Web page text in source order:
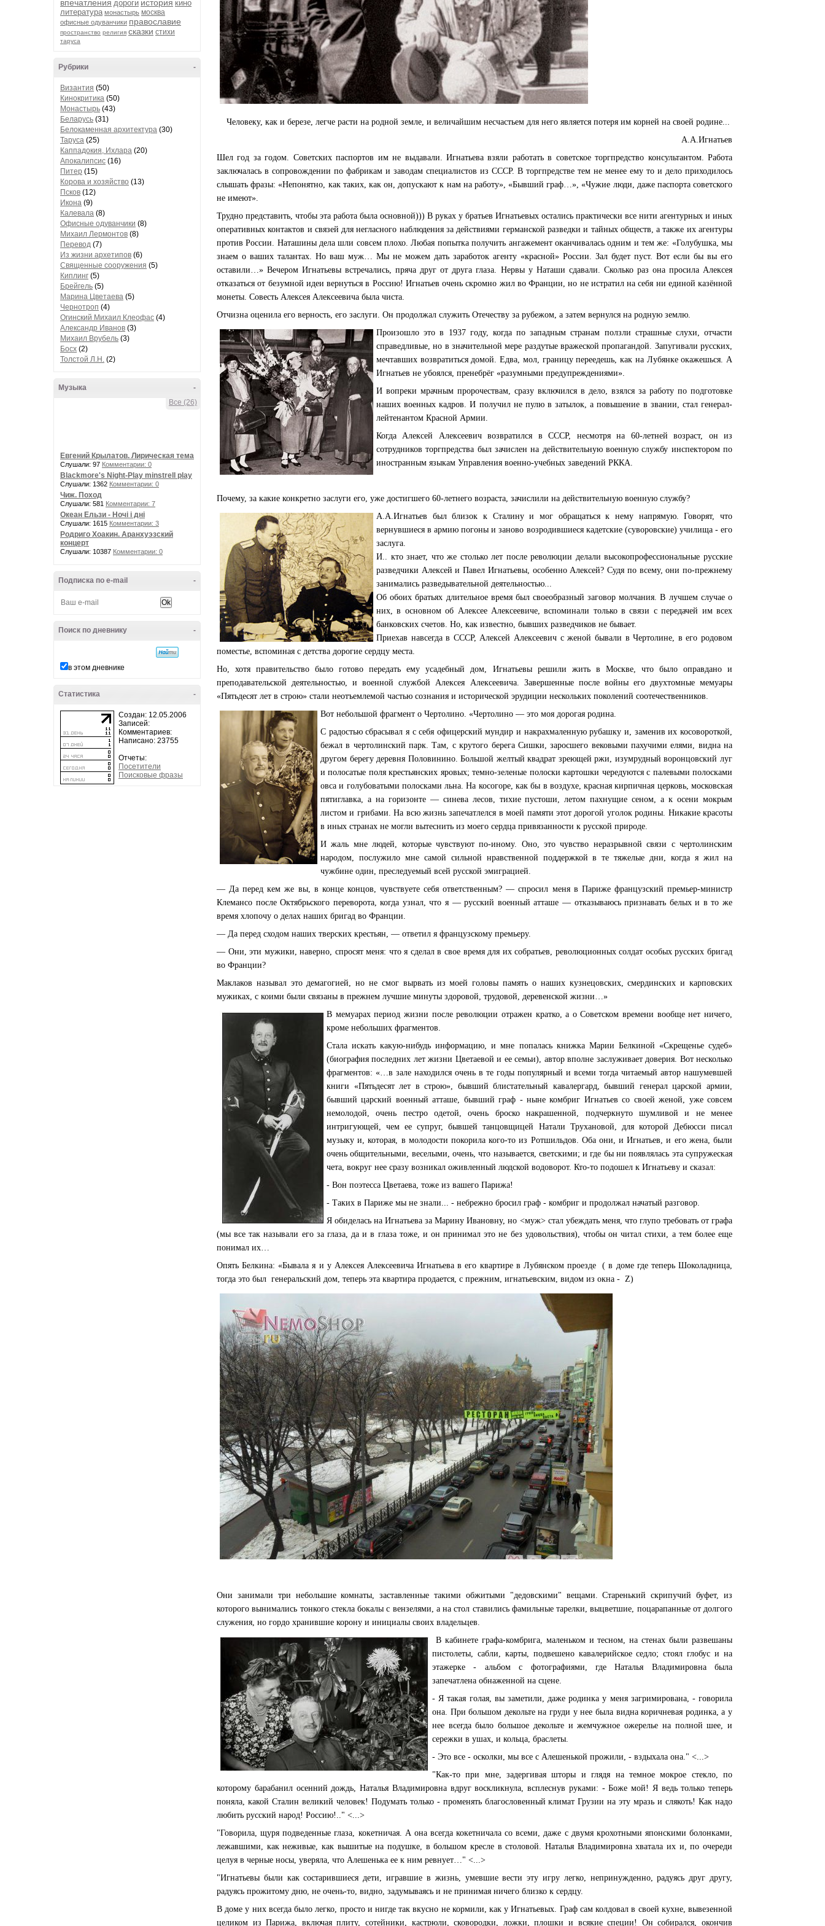
впечатления дороги история кино
литература монастырь москва
офисные одуванчики православие
пространство религия сказки стихи
таруса
-
Рубрики
Византия (50)
Кинокритика (50)
Монастырь (43)
Беларусь (31)
Белокаменная архитектура (30)
Таруса (25)
Каппадокия, Ихлара (20)
Апокалипсис (16)
Питер (15)
Корова и хозяйство (13)
Псков (12)
Икона (9)
Калевала (8)
Офисные одуванчики (8)
Михаил Лермонтов (8)
Перевод (7)
Из жизни архетипов (6)
Священные сооружения (5)
Киплинг (5)
Брейгель (5)
Марина Цветаева (5)
Чернотроп (4)
Огинский Михаил Клеофас (4)
Александр Иванов (3)
Михаил Врубель (3)
Босх (2)
Толстой Л.Н. (2)
-
Музыка
Все (26)
Евгений Крылатов. Лирическая тема
Слушали: 97 Комментарии: 0
Blackmore's Night-Play minstrell play
Слушали: 1362 Комментарии: 0
Чиж. Поход
Слушали: 581 Комментарии: 7
Океан Ельзи - Ночі і дні
Слушали: 1615 Комментарии: 3
Родриго Хоакин. Аранхуэзский
концерт
Слушали: 10387 Комментарии: 0
-
Подписка по e-mail
-
Поиск по дневнику
в этом дневнике
-
Статистика
Создан: 12.05.2006
Записей:
Комментариев:
Написано: 23755
Отчеты:
Посетители
Поисковые фразы
Человеку, как и березе, легче расти на родной земле, и величайшим несчастьем для него является потеря им корней на своей родине...
А.А.Игнатьев
Шел год за годом. Советских паспортов им не выдавали. Игнатьева взяли работать в советское торгпредство консультантом. Работа
заключалась в сопровождении по фабрикам и заводам специалистов из СССР. В торгпредстве тем не менее ему то и дело приходилось
слышать фразы: «Непонятно, как таких, как он, допускают к нам на работу», «Бывший граф…», «Чужие люди, даже паспорта советского
не имеют».
Трудно представить, чтобы эта работа была основной))) В руках у братьев Игнатьевых остались практически все нити агентурных и иных
оперативных контактов и связей для негласного наблюдения за действиями германской разведки и тайных обществ, а также их агентуры
против России. Наташины дела шли совсем плохо. Любая попытка получить ангажемент оканчивалась одним и тем же: «Голубушка, мы
знаем о ваших талантах. Но ваш муж… Мы не можем дать заработок агенту «красной» России. Зал будет пуст. Вот если бы вы его
оставили…» Вечером Игнатьевы встречались, пряча друг от друга глаза. Нервы у Наташи сдавали. Сколько раз она просила Алексея
отказаться от безумной идеи вернуться в Россию! Игнатьев очень скромно жил во Франции, но не истратил на себя ни единой казённой
монеты. Совесть Алексея Алексеевича была чиста.
Отчизна оценила его верность, его заслуги. Он продолжал служить Отечеству за рубежом, а затем вернулся на родную землю.
Произошло это в 1937 году, когда по западным странам ползли страшные слухи, отчасти
справедливые, но в значительной мере раздутые вражеской пропагандой. Запугивали русских,
мечтавших возвратиться домой. Едва, мол, границу переедешь, как на Лубянке окажешься. А
Игнатьев не убоялся, пренебрёг «разумными предупреждениями».
И вопреки мрачным пророчествам, сразу включился в дело, взялся за работу по подготовке
наших военных кадров. И получил не пулю в затылок, а повышение в звании, стал генерал-
лейтенантом Красной Армии.
Когда Алексей Алексеевич возвратился в СССР, несмотря на 60-летней возраст, он из
сотрудников торгпредства был зачислен на действительную военную службу инспектором по
иностранным языкам Управления военно-учебных заведений РККА.
Почему, за какие конкретно заслуги его, уже достигшего 60-летнего возраста, зачислили на действительную военную службу?
А.А.Игнатьев был близок к Сталину и мог обращаться к нему напрямую. Говорят, что
вернувшиеся в армию погоны и заново возродившиеся кадетские (суворовские) училища - его
заслуга.
И.. кто знает, что же стольколет после революции делали высокопрофессиональные русские
разведчики Алексей и Павел Игнатьевы, особенно Алексей? Судя по всему, они по-прежнему
занимались разведывательной деятельностью...
Об обоих братьях длительное время был своеобразный заговор молчания. В лучшем случае о
них, в основном об Алексее Алексеевиче, вспоминали только в связи с передачей им всех
банковских счетов. Но, как известно, бывших разведчиков не бывает.
Приехав навсегда в СССР, Алексей Алексеевич с женой бывали в Чертолине, в его родовом
поместье, вспоминая с детства дорогие сердцу места.
Но, хотя правительство было готово передать ему усадебный дом, Игнатьевы решили жить в Москве, что было оправдано и
преподавательской деятельностью, и военной службой Алексея Алексеевича. Завершенные после войны его двухтомные мемуары
«Пятьдесят лет в строю» стали неотъемлемой частью сознания и исторической эрудиции нескольких поколений соотечественников.
Вот небольшой фрагмент о Чертолино. «Чертолино — это моя дорогая родина.
С радостью сбрасывал я с себя офицерский мундир и накрахмаленную рубашку и, заменив их косовороткой,
бежал в чертолинский парк. Там, с крутого берега Сишки, заросшего вековыми пахучими елями, видна на
другом берегу деревня Половинино. Большой желтый квадрат зреющей ржи, изумрудный воронцовский луг
и полосатые поля крестьянских яровых; темно-зеленые полоски картошки чередуются с палевыми полосками
овса и голубоватыми полосками льна. На косогоре, как бы в воздухе, красная кирпичная церковь, московская
пятиглавка, а на горизонте — синева лесов, тихие пустоши, летом пахнущие сеном, а к осени мокрым
листом и грибами. На всю жизнь запечатлелся в моей памяти этот дорогой уголок родины. Никакие красоты
в иных странах не могли вытеснить из моего сердца привязанности к русской природе.
И жаль мне людей, которые чувствуют по-иному. Оно, это чувство неразрывной связи с чертолинским
народом, послужило мне самой сильной нравственной поддержкой в те тяжелые дни, когда я жил на
чужбине один, преследуемый всей русской эмиграцией.
— Да перед кем же вы, в конце концов, чувствуете себя ответственным? — спросил меня в Париже французский премьер-министр
Клемансо после Октябрьского переворота, когда узнал, что я — русский военный атташе — отказываюсь признавать белых и в то же
время хлопочу о делах наших бригад во Франции.
— Да перед сходом наших тверских крестьян, — ответил я французскому премьеру.
— Они, эти мужики, наверно, спросят меня: что я сделал в свое время для их собратьев, революционных солдат особых русских бригад
во Франции?
Маклаков называл это демагогией, но не смог вырвать из моей головы память о наших кузнецовских, смердинских и карповских
мужиках, с коими были связаны в прежнем лучшие минуты здоровой, трудовой, деревенской жизни…»
В мемуарах период жизни после революции отражен кратко, а о Советском времени вообще нет ничего,
кроме небольших фрагментов.
Стала искать какую-нибудь информацию, и мне попалась книжка Марии Белкиной «Скрещенье судеб»
(биография последних лет жизни Цветаевой и ее семьи), автор вполне заслуживает доверия. Вот несколько
фрагментов: «…в зале находился очень в те годы популярный и всеми тогда читаемый автор нашумевшей
книги «Пятьдесят лет в строю», бывший блистательный кавалергард, бывший генерал царской армии,
бывший царский военный атташе, бывший граф - ныне комбриг Игнатьев со своей женой, уже совсем
немолодой, очень пестро одетой, очень броско накрашенной, подчеркнуто шумливой и не менее
интригующей, чем ее супруг, бывшей танцовщицей Натали Трухановой, для которой Дебюсси писал
музыку и, которая, в молодости покорила кого-то из Ротшильдов. Оба они, и Игнатьев, и его жена, были
очень общительными, веселыми, очень, что называется, светскими; и где бы ни появлялась эта супружеская
чета, вокруг нее сразу возникал оживленный людской водоворот. Кто-то подошел к Игнатьеву и сказал:
- Вон поэтесса Цветаева, тоже из вашего Парижа!
- Таких в Париже мы не знали... - небрежно бросил граф - комбриг и продолжал начатый разговор.
Я обиделась на Игнатьева за Марину Ивановну, но <муж> стал убеждать меня, что глупо требовать от графа
(мы все так называли его за глаза, да и в глаза тоже, и он принимал это не без удовольствия), чтобы он читал стихи, а тем более еще
понимал их…
Опять Белкина: «Бывала я и у Алексея Алексеевича Игнатьева в его квартире в Лубянском проезде ( в доме где теперь Шоколадница,
тогда это был генеральский дом, теперь эта квартира продается, с прежним, игнатьевским, видом из окна - Z)
Они занимали три небольшие комнаты, заставленные такими обжитыми "дедовскими" вещами.Старенький скрипучий буфет, из
которого вынимались тонкого стекла бокалы с вензелями, а на стол ставились фамильные тарелки, выцветшие, поцарапанные от долгого
служения, но гордо хранившие корону и инициалы своих владельцев.
В кабинете графа-комбрига, маленьком и тесном, на стенах были развешаны
пистолеты, сабли, карты, подвешено кавалерийское седло; стоял глобус и на
этажерке - альбом с фотографиями, где Наталья Владимировна была
запечатлена обнаженной на сцене.
- Я такая голая, вы заметили, даже родинка у меня загримирована, - говорила
она. При большом декольте на груди у нее была видна коричневая родинка, а у
нее всегда было большое декольте и жемчужное ожерелье на полной шее, и
сережки в ушах, и кольца, браслеты.
- Это все - осколки, мы все с Алешенькой прожили, - вздыхала она." <...>
"Как-то при мне, задергивая шторы и глядя на темное мокрое стекло, по
которому барабанил осенний дождь, Наталья Владимировна вдруг воскликнула, всплеснув руками: - Боже мой! Я ведь только теперь
поняла, какой Сталин великий человек! Подумать только - променять благословенный климат Грузии на эту мразь и слякоть! Как надо
любить русский народ! Россию!.." <...>
"Говорила, щуря подведенные глаза, кокетничая. А она всегда кокетничала со всеми, даже с двумя крохотными японскими болонками,
лежавшими, как неживые, как вышитые на подушке, в большом кресле в столовой. Наталья Владимировна хватала их и, по очереди
целуя в черные носы, уверяла, что Алешенька ее к ним ревнует…" <...>
"Игнатьевы были как состарившиеся дети, игравшие в жизнь, умевшие вести эту игру легко, непринужденно, радуясь друг другу,
радуясь прожитому дню, не очень-то, видно, задумываясь и не принимая ничего близко к сердцу.
В доме у них всегда было легко, просто и нигде так вкусно не кормили, как у Игнатьевых. Граф сам колдовал в своей кухне, вывезенной
целиком из Парижа, включая плиту, сотейники, кастрюли, сковородки, ложки, плошки и всякие специи! Он собирался, окончив